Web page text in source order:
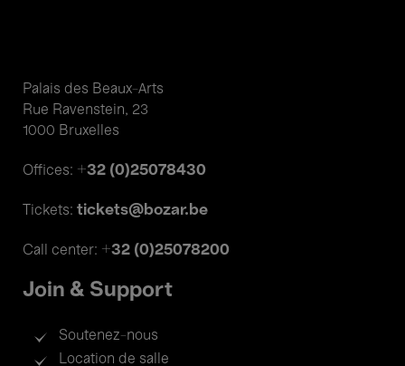
Palais des Beaux-Arts
Rue Ravenstein, 23
1000 Bruxelles
Offices: +32 (0)25078430
Tickets: tickets@bozar.be
Call center: +32 (0)25078200
Join & Support
Soutenez-nous
Location de salle